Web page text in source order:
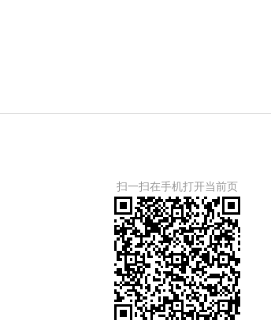
扫一扫在手机打开当前页